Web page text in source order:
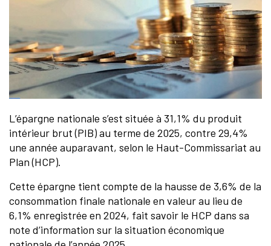
L’épargne nationale s’est située à 31,1% du produit
intérieur brut (PIB) au terme de 2025, contre 29,4%
une année auparavant, selon le Haut-Commissariat au
Plan (HCP).
Cette épargne tient compte de la hausse de 3,6% de la
consommation finale nationale en valeur au lieu de
6,1% enregistrée en 2024, fait savoir le HCP dans sa
note d’information sur la situation économique